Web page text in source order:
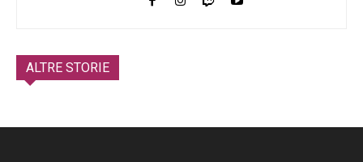
ALTRE STORIE